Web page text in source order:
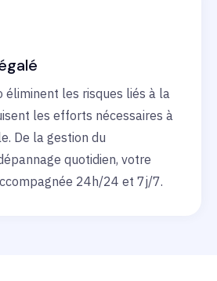
éliminent les risques liés à la
les efforts nécessaires à
De la gestion du
quotidien, votre
24h/24 et 7j/7.